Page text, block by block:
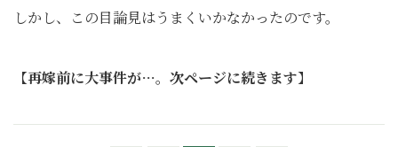
しかし、この目論見はうまくいかなかったのです。
【再嫁前に大事件が…。次ページに続きます】